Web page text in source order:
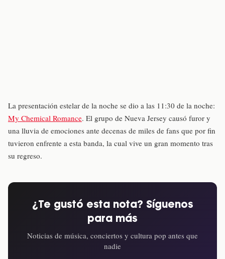
La presentación estelar de la noche se dio a las 11:30 de la noche:
My Chemical Romance. El grupo de Nueva Jersey causó furor y
una lluvia de emociones ante decenas de miles de fans que por fin
tuvieron enfrente a esta banda, la cual vive un gran momento tras
su regreso.
¿Te gustó esta nota? Síguenos
para más
Noticias de música, conciertos y cultura pop antes que
nadie